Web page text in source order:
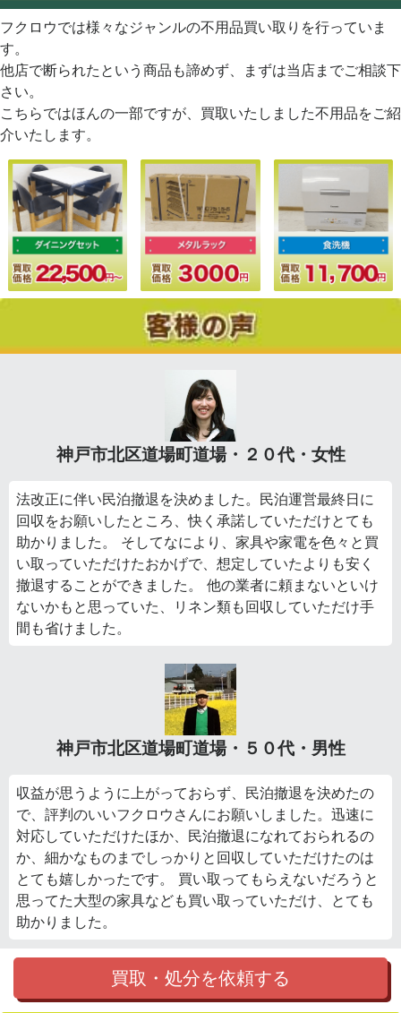
フクロウでは様々なジャンルの不用品買い取りを行っていま
す。
他店で断られたという商品も諦めず、まずは当店までご相談下
さい。
こちらではほんの一部ですが、買取いたしました不用品をご紹
介いたします。
神戸市北区道場町道場・２０代・女性
法改正に伴い民泊撤退を決めました。民泊運営最終日に
回収をお願いしたところ、快く承諾していただけとても
助かりました。 そしてなにより、家具や家電を色々と買
い取っていただけたおかげで、想定していたよりも安く
撤退することができました。 他の業者に頼まないといけ
ないかもと思っていた、リネン類も回収していただけ手
間も省けました。
神戸市北区道場町道場・５０代・男性
収益が思うように上がっておらず、民泊撤退を決めたの
で、評判のいいフクロウさんにお願いしました。迅速に
対応していただけたほか、民泊撤退になれておられるの
か、細かなものまでしっかりと回収していただけたのは
とても嬉しかったです。 買い取ってもらえないだろうと
思ってた大型の家具なども買い取っていただけ、とても
助かりました。
買取・処分を依頼する